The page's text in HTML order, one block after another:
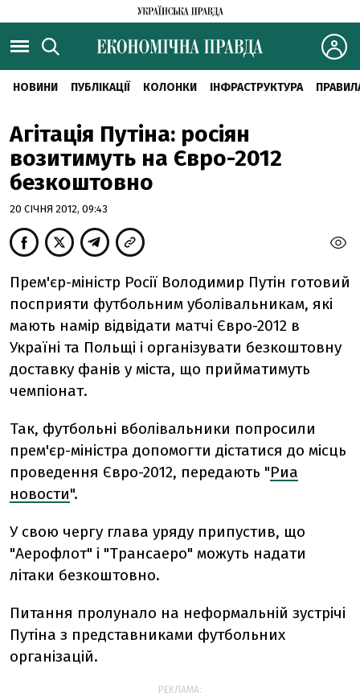
НОВИНИ ПУБЛІКАЦІЇ КОЛОНКИ ІНФРАСТРУКТУРА
Агітація Путіна: росіян
возитимуть на Євро-2012
безкоштовно
20 СІЧНЯ 2012, 09:43
Прем'єр-міністр Росії Володимир Путін готовий
посприяти футбольним уболівальникам, які
мають намір відвідати матчі Євро-2012 в
Україні та Польщі і організувати безкоштовну
доставку фанів у міста, що прийматимуть
чемпіонат.
Так, футбольні вболівальники попросили
прем'єр-міністра допомогти дістатися до місць
проведення Євро-2012, передають "Риа
новости".
У свою чергу глава уряду припустив, що
"Аерофлот" і "Трансаеро" можуть надати
літаки безкоштовно.
Питання пролунало на неформальній зустрічі
Путіна з представниками футбольних
організацій.
РЕКЛАМА: